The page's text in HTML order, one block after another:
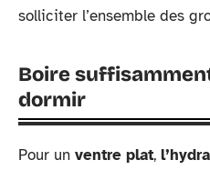
solliciter l’ensemble des
Boire
dormir
Pour un ventre plat,